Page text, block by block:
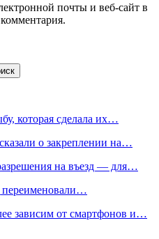
почты и веб-сайт в
которая сделала их…
о закреплении на…
на въезд — для…
переименовали…
зависим от смартфонов и…